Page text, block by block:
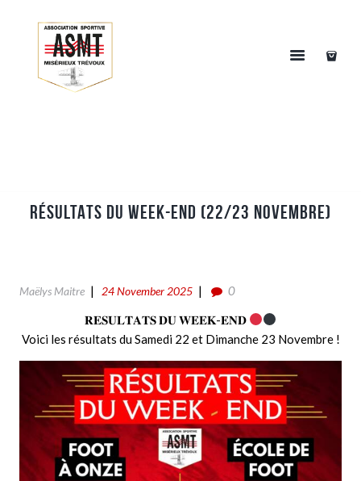
RÉSULTATS DU WEEK-END (22/23 NOVEMBRE)
Maëlys Maitre 24 November 2025
0
𝐑𝐄𝐒𝐔𝐋𝐓𝐀𝐓𝐒 𝐃𝐔 𝐖𝐄𝐄𝐊-𝐄𝐍𝐃
Voici les résultats du Samedi 22 et Dimanche 23 Novembre !